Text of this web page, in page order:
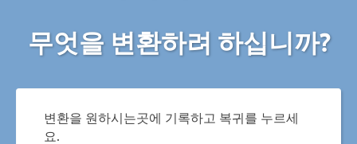
무엇을 변환하려 하십니까?
변환을 원하시는곳에 기록하고 복귀를 누르세
요.